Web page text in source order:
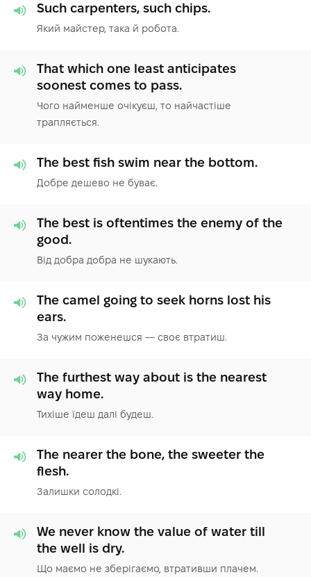
Such carpenters, such chips.
Який майстер, така й робота.
That which one least anticipates
soonest comes to pass.
Чого найменше очікуєш, то найчастіше
трапляється.
The best fish swim near the bottom.
Добре дешево не буває.
The best is oftentimes the enemy of the
good.
Від добра добра не шукають.
The camel going to seek horns lost his
ears.
За чужим поженешся — своє втратиш.
The furthest way about is the nearest
way home.
Тихіше їдеш далі будеш.
The nearer the bone, the sweeter the
flesh.
Залишки солодкі.
We never know the value of water till
the well is dry.
Що маємо не зберігаємо, втративши плачем.